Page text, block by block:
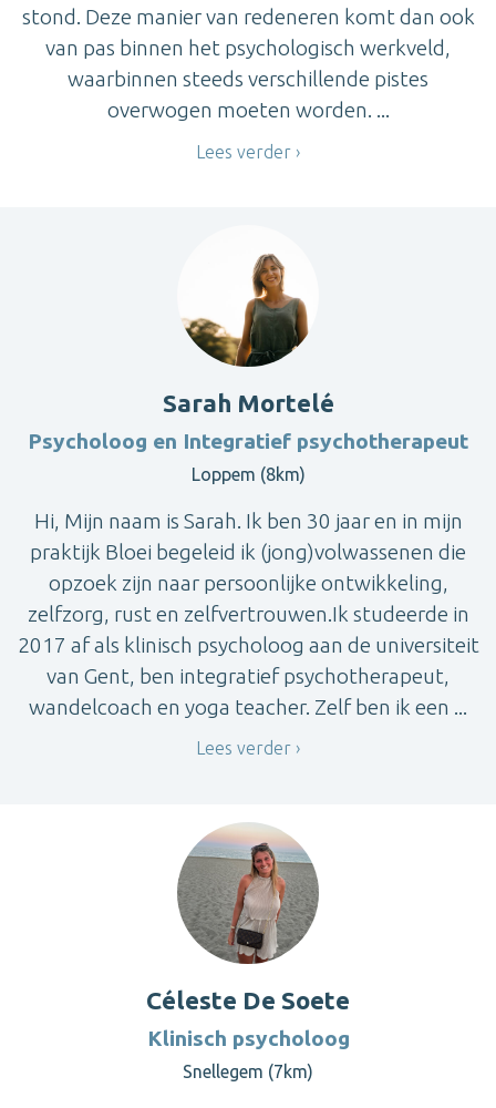
stond. Deze manier van redeneren komt dan ook
van pas binnen het psychologisch werkveld,
waarbinnen steeds verschillende pistes
overwogen moeten worden. ...
Lees verder
Sarah Mortelé
Psycholoog en Integratief psychotherapeut
Loppem (8km)
Hi, Mijn naam is Sarah. Ik ben 30 jaar en in mijn
praktijk Bloei begeleid ik (jong)volwassenen die
opzoek zijn naar persoonlijke ontwikkeling,
zelfzorg, rust en zelfvertrouwen.Ik studeerde in
2017 af als klinisch psycholoog aan de universiteit
van Gent, ben integratief psychotherapeut,
wandelcoach en yoga teacher. Zelf ben ik een ...
Lees verder
Céleste De Soete
Klinisch psycholoog
Snellegem (7km)